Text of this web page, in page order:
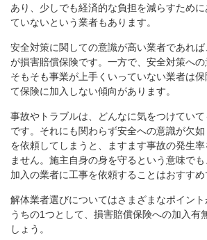
あり、少しでも経済的な負担を減らすため
ていないという業者もあります。
安全対策に関しての意識が高い業者であれ
が損害賠償保険です。一方で、安全対策への
そもそも事業が上手くいっていない業者は
て保険に加入しない傾向があります。
事故やトラブルは、どんなに気をつけてい
です。それにも関わらず安全への意識が欠
を依頼してしまうと、ますます事故の発生
ません。施主自身の身を守るという意味で
加入の業者に工事を依頼することはおすすめ
解体業者選びについてはさまざまなポイン
うちの1つとして、損害賠償保険への加入有
しょう。